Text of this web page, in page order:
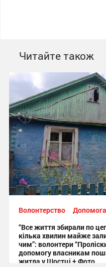
Читайте також
Волонтерство Допомога
“Все життя збирали по
кілька хвилин майже
чим”: волонтери
допомогу власникам
житла у Шостці + Фото